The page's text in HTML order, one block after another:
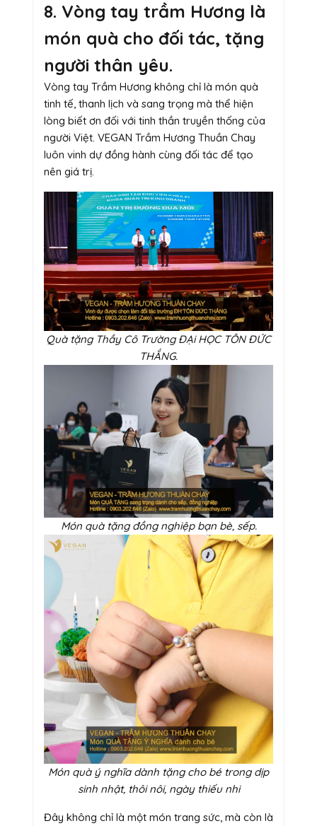
8. Vòng tay trầm Hương là
món quà cho đối tác, tặng
người thân yêu.
Vòng tay Trầm Hương không chỉ là món quà
tinh tế, thanh lịch và sang trọng mà thể hiện
lòng biết ơn đối với tinh thần truyền thống của
người Việt. VEGAN Trầm Hương Thuần Chay
luôn vinh dự đồng hành cùng đối tác để tạo
nên giá trị.
Quà tặng Thầy Cô Trường ĐẠi HỌC TÔN ĐỨC
THẮNG.
Món quà tặng đồng nghiệp bạn bè, sếp.
Món quà ý nghĩa dành tặng cho bé trong dịp
sinh nhật, thôi nôi, ngày thiếu nhi
Đây không chỉ là một món trang sức, mà còn là